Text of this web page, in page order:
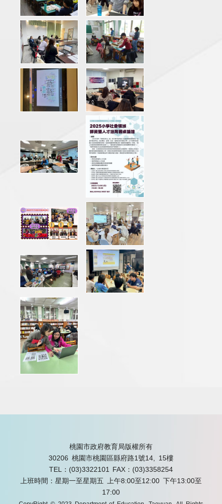
桃園市政府教育局版權所有
30206 桃園市桃園區縣府路1號14, 15樓
TEL：(03)3322101
FAX：(03)3358254
上班時間：星期一至星期五 上午8:00至12:00 下午13:00至
17:00